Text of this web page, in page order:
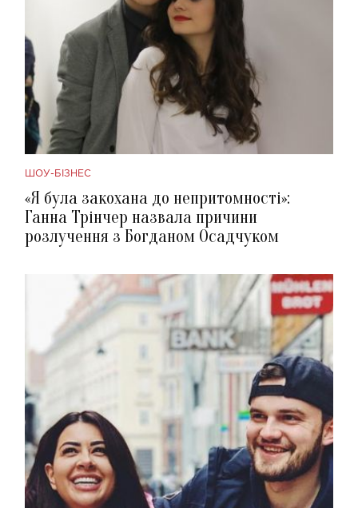
ШОУ-БІЗНЕС
«Я була закохана до непритомності»:
Ганна Трінчер назвала причини
розлучення з Богданом Осадчуком